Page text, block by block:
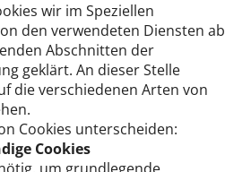
wir im Speziellen
den verwendeten Diensten ab
Abschnitten der
geklärt. An dieser Stelle
die verschiedenen Arten von
Cookies unterscheiden:
Cookies